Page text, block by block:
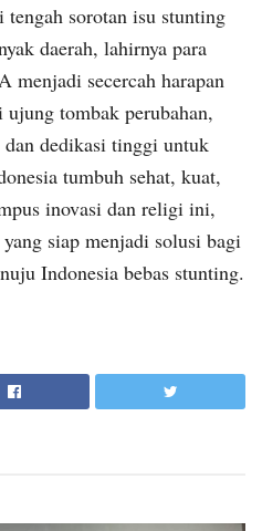
tengah sorotan isu stunting
daerah, lahirnya para
secercah harapan
tombak perubahan,
dedikasi tinggi untuk
tumbuh sehat, kuat,
inovasi dan religi ini,
siap menjadi solusi bagi
Indonesia bebas stunting.